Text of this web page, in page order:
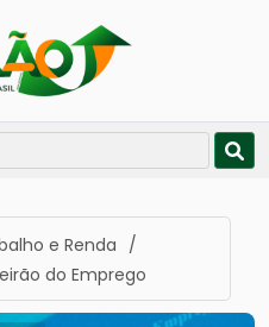
e Renda
/
do Emprego